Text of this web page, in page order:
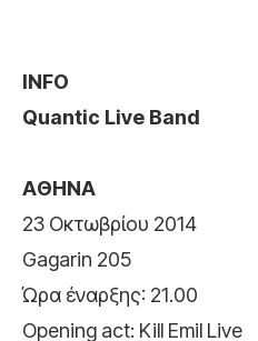
INFO
Quantic Live Band
AΘΗΝΑ
23 Οκτωβρίου 2014
Gagarin 205
Ώρα έναρξης: 21.00
Opening act: Kill Emil Live